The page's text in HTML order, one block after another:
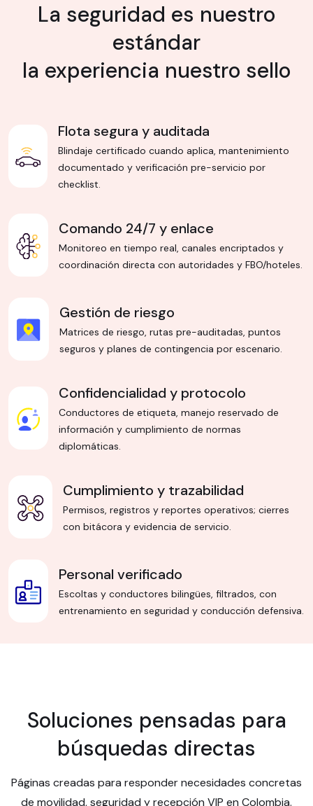
La seguridad es nuestro
estándar
la experiencia nuestro sello
Flota segura y auditada
Blindaje certificado cuando aplica, mantenimiento
documentado y verificación pre-servicio por
checklist.
Comando 24/7 y enlace
Monitoreo en tiempo real, canales encriptados y
coordinación directa con autoridades y FBO/hoteles.
Gestión de riesgo
Matrices de riesgo, rutas pre-auditadas, puntos
seguros y planes de contingencia por escenario.
Confidencialidad y protocolo
Conductores de etiqueta, manejo reservado de
información y cumplimiento de normas
diplomáticas.
Cumplimiento y trazabilidad
Permisos, registros y reportes operativos; cierres
con bitácora y evidencia de servicio.
Personal verificado
Escoltas y conductores bilingües, filtrados, con
entrenamiento en seguridad y conducción defensiva.
Soluciones pensadas para
búsquedas directas
Páginas creadas para responder necesidades concretas
de movilidad, seguridad y recepción VIP en Colombia.